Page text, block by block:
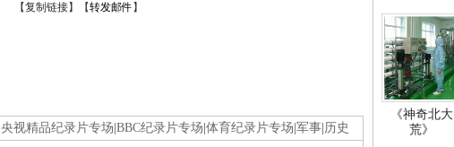
【复制链接】【转发邮件 】
央视精品纪录片专场 BBC纪录片专场 体育纪录片专场 军事 历史
《神奇北大
荒》